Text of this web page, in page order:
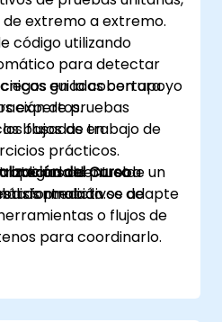
extremo a extremo.
código utilizando
para detectar
en la cobertura.
de pruebas
flujos de trabajo de
de prueba
predictivos de
guiadas con apoyo
expertos.
basadas en
prácticos.
aplicada dentro de un
controlado.
del Curso
formación se adapte
o flujos de
para coordinarlo.